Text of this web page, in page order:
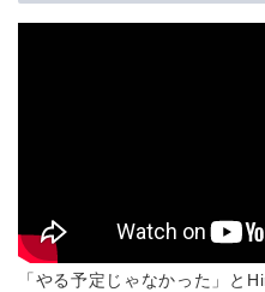
「やる予定じゃなかった」と